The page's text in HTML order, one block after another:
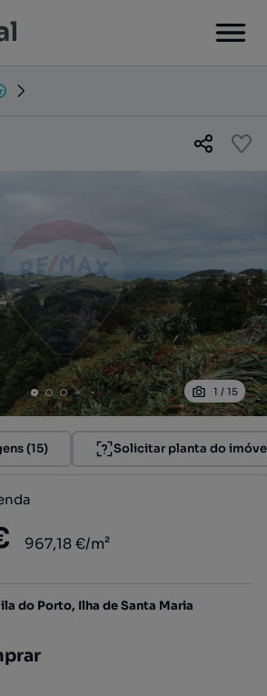
1 / 15
(15) Solicitar planta do
967,18 €/m²
do Porto, Ilha de Santa Maria